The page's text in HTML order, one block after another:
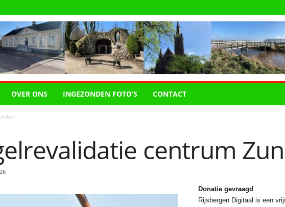
OVER ONS INGEZONDEN FOTO’S CONTACT
centrum
Donatie gevraagd
Rijsbergen Digitaal is een